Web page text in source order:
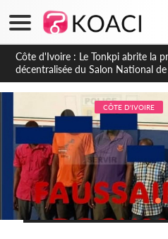
Côte d'Ivoire : PPA-CI, Gbagbo
prérogatives de président à 05
politique ?
CÔTE D'IVOIRE